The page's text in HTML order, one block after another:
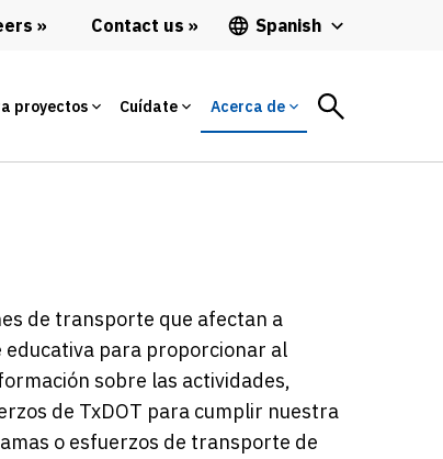
Contact us Spanish
proyectos Cuídate Acerca de
de transporte que afectan a
educativa para proporcionar al
sobre las actividades,
de TxDOT para cumplir nuestra
o esfuerzos de transporte de